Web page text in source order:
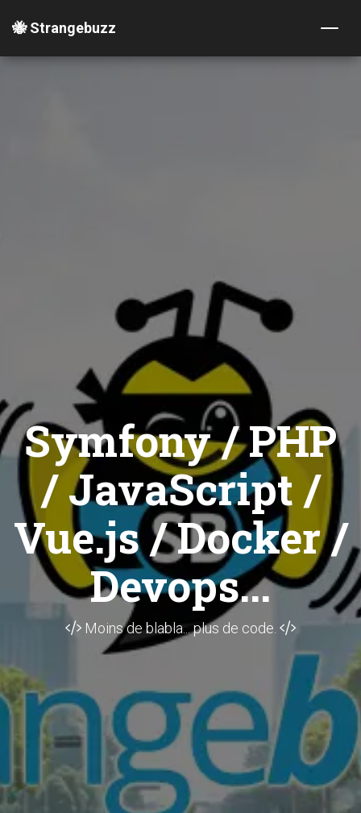
🐝 Strangebuzz
Symfony / PHP
/ JavaScript /
Vue.js / Docker /
Devops...
Moins de blabla... plus de code.